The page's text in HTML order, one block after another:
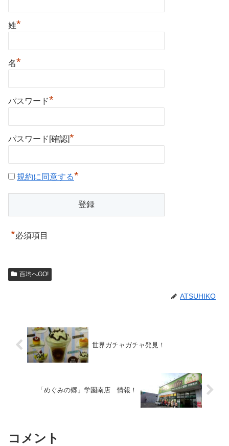
姓*
名*
パスワード*
パスワード[確認]*
規約に同意する*
*必須項目
百均へGO!
ATSUHIKO
世界ガチャガチャ発見！
「めぐみの郷」学園南店 情報！
コメント